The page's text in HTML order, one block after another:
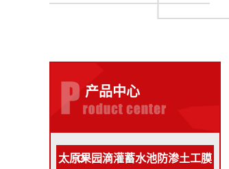
产品中心
太原果园滴灌蓄水池防渗土工膜